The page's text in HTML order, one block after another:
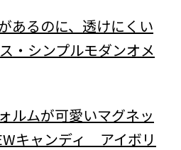
あるのに、透けにくい
・シンプルモダンオメ
ルムが可愛いマグネッ
キャンディ アイボリ